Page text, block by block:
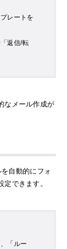
レートを
返信/転
なメール作成が
自動的にフォ
できます。
「ルー